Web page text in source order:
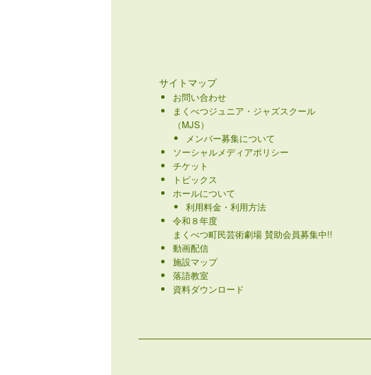
サイトマップ
お問い合わせ
まくべつジュニア・ジャズスクール
（MJS）
メンバー募集について
ソーシャルメディアポリシー
チケット
トピックス
ホールについて
利用料金・利用方法
令和８年度
まくべつ町民芸術劇場 賛助会員募集中!!
動画配信
施設マップ
落語教室
資料ダウンロード